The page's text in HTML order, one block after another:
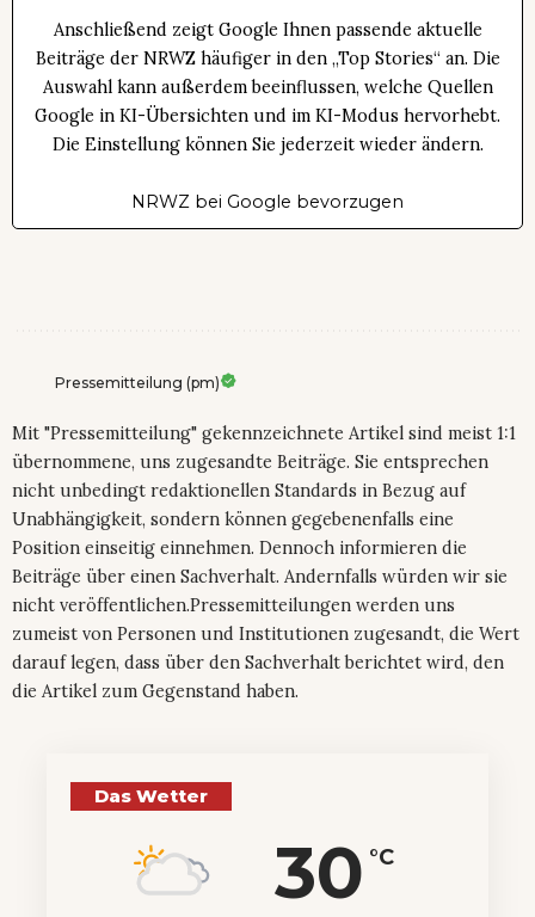
Anschließend zeigt Google Ihnen passende aktuelle
Beiträge der NRWZ häufiger in den „Top Stories“ an. Die
Auswahl kann außerdem beeinflussen, welche Quellen
Google in KI-Übersichten und im KI-Modus hervorhebt.
Die Einstellung können Sie jederzeit wieder ändern.
NRWZ bei Google bevorzugen
Pressemitteilung (pm)
Mit "Pressemitteilung" gekennzeichnete Artikel sind meist 1:1
übernommene, uns zugesandte Beiträge. Sie entsprechen
nicht unbedingt redaktionellen Standards in Bezug auf
Unabhängigkeit, sondern können gegebenenfalls eine
Position einseitig einnehmen. Dennoch informieren die
Beiträge über einen Sachverhalt. Andernfalls würden wir sie
nicht veröffentlichen.Pressemitteilungen werden uns
zumeist von Personen und Institutionen zugesandt, die Wert
darauf legen, dass über den Sachverhalt berichtet wird, den
die Artikel zum Gegenstand haben.
Das Wetter
30 °C